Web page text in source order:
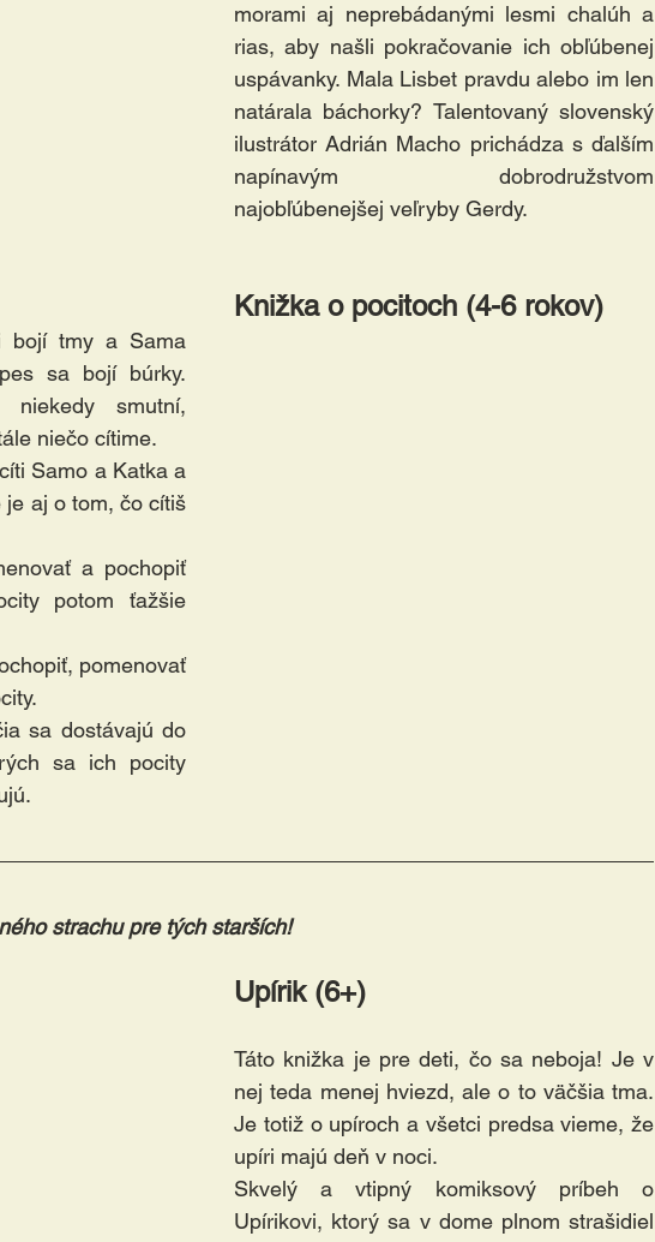
morami aj neprebádanými lesmi chalúh a
rias, aby našli pokračovanie ich obľúbenej
uspávanky. Mala Lisbet pravdu alebo im len
natárala báchorky? Talentovaný slovenský
ilustrátor Adrián Macho prichádza s ďalším
napínavým dobrodružstvom
najobľúbenejšej veľryby Gerdy.
Knižka o pocitoch (4-6 rokov)
bojí tmy a Sama
sa bojí búrky.
niekedy smutní,
niečo cítime.
Samo a Katka a
je aj o tom, čo cítiš
a pochopiť
potom ťažšie
pomenovať
sa dostávajú do
sa ich pocity
strachu pre tých starších!
Upírik (6+)
Táto knižka je pre deti, čo sa neboja! Je v
nej teda menej hviezd, ale o to väčšia tma.
Je totiž o upíroch a všetci predsa vieme, že
upíri majú deň v noci.
Skvelý a vtipný komiksový príbeh o
Upírikovi, ktorý sa v dome plnom strašidiel